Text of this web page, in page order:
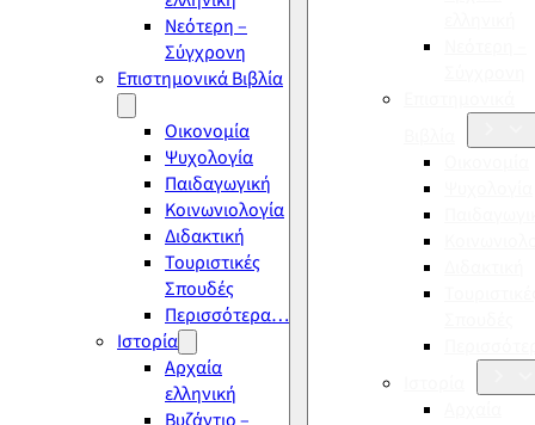
Νεότερη –
Σύγχρονη
Επιστημονικά Βιβλία
Οικονομία
Ψυχολογία
Παιδαγωγική
Κοινωνιολογία
Διδακτική
Τουριστικές
Σπουδές
Περισσότερα…
Ιστορία
Αρχαία
ελληνική